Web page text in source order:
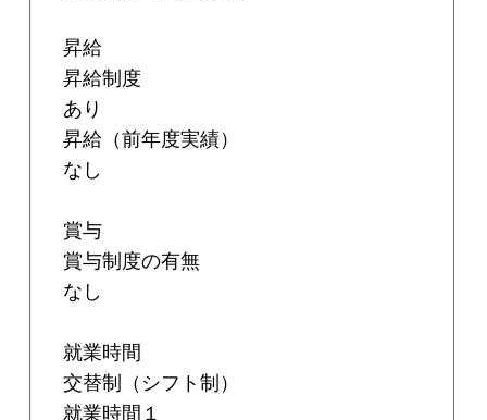
昇給
昇給制度
あり
昇給（前年度実績）
なし
賞与
賞与制度の有無
なし
就業時間
交替制（シフト制）
就業時間１